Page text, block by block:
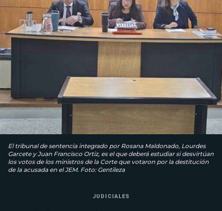
El tribunal de sentencia integrado por Rosana Maldonado, Lourdes
Garcete y Juan Francisco Ortiz, es el que deberá estudiar si desvirtúan
los votos de los ministros de la Corte que votaron por la destitución
de la acusada en el JEM. Foto: Gentileza
JUDICIALES